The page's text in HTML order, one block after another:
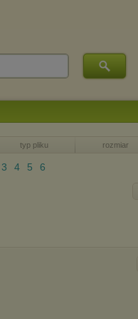
typ pliku rozmiar
3 4 5 6